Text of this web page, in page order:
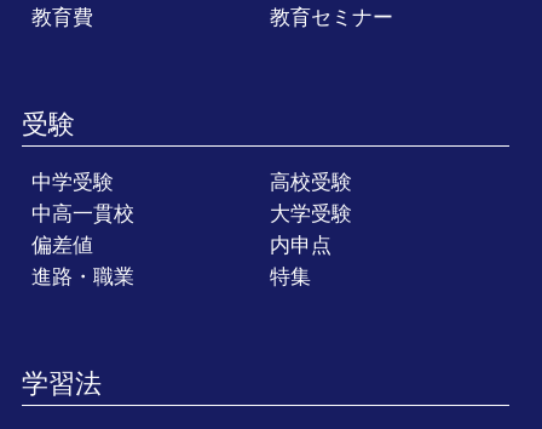
教育費 教育セミナー
受験
中学受験
高校受験
中高一貫校
大学受験
偏差値
内申点
進路・職業
特集
学習法